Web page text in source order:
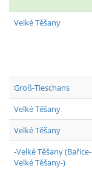
Velké Těšany
Groß-Tieschans
Velké Těšany
Velké Těšany
-Velké Těšany (Bařice-
Velké Těšany-)